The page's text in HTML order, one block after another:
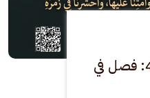
فوائد من كشف الغمة 441: فصل في